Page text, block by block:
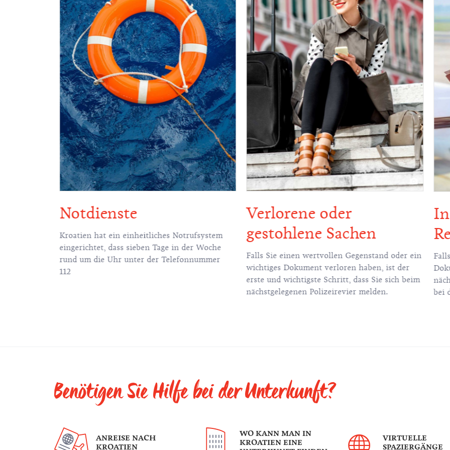
Notdienste
Kroatien hat ein einheitliches Notrufsystem
eingerichtet, dass sieben Tage in der Woche
rund um die Uhr unter der Telefonnummer
112
Verlorene oder
gestohlene Sachen
Falls Sie einen wertvollen Gegenstand oder ein
wichtiges Dokument verloren haben, ist der
erste und wichtigste Schritt, dass Sie sich beim
nächstgelegenen Polizeirevier melden.
bei
Benötigen Sie Hilfe bei der Unterkunft?
ANREISE NACH
KROATIEN
WO KANN MAN IN
KROATIEN EINE
VIRTUELLE
SPAZIERGÄNGE